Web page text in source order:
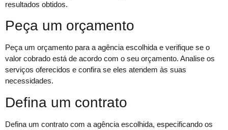
resultados obtidos.
Peça um orçamento
Peça um orçamento para a agência escolhida e verifique se o
valor cobrado está de acordo com o seu orçamento. Analise os
serviços oferecidos e confira se eles atendem às suas
necessidades.
Defina um contrato
Defina um contrato com a agência escolhida, especificando os